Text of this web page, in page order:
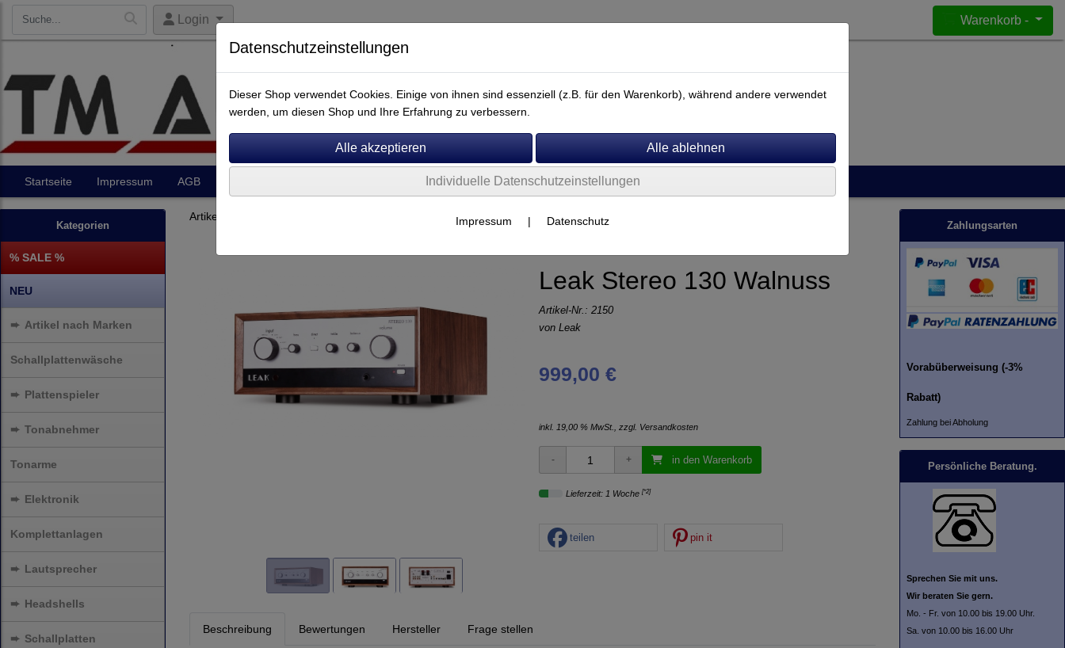
Login Warenkorb -
Startseite Impressum AGB
Kategorien
% SALE %
NEU
➨ Artikel nach Marken
Schallplattenwäsche
➨ Plattenspieler
➨ Tonabnehmer
Tonarme
➨ Elektronik
Komplettanlagen
➨ Lautsprecher
➨ Headshells
➨ Schallplatten
Artikel nach Marken
Leak Stereo 130 Walnuss
Artikel-Nr.: 2150
von Leak
999,00 €
inkl. 19,00 % MwSt., zzgl. Versandkosten
in den Warenkorb
Lieferzeit: 1 Woche [*2]
teilen pin it
Beschreibung Bewertungen Hersteller Frage stellen
Zahlungsarten
Vorabüberweisung (-3%
Rabatt)
Zahlung bei Abholung
Persönliche Beratung.
Sprechen Sie mit uns.
Wir beraten Sie gern.
Mo. - Fr. von 10.00 bis 19.00 Uhr.
Sa. von 10.00 bis 16.00 Uhr
Datenschutzeinstellungen
Dieser Shop verwendet Cookies. Einige von ihnen sind essenziell (z.B. für den Warenkorb), während andere verwendet
werden, um diesen Shop und Ihre Erfahrung zu verbessern.
Individuelle Datenschutzeinstellungen
Impressum | Datenschutz